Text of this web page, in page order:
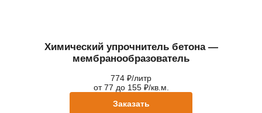
Химический упрочнитель бетона —
мембранообразователь
774 ₽/литр
от 77 до 155 ₽/кв.м.
Заказать